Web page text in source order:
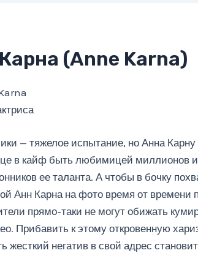
(Anne Karna)
— тяжелое испытание, но Анна
в кайф быть любимицей миллионов
ее таланта. А чтобы в бочку
Анн Карна на фото время от времени
прямо-таки не могут обижать
Прибавить к этому откровенную
жесткий негатив в свой адрес